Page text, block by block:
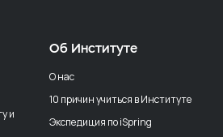
и
Об Институте
О нас
10 причин учиться в Институте
Экспедиция по iSpring